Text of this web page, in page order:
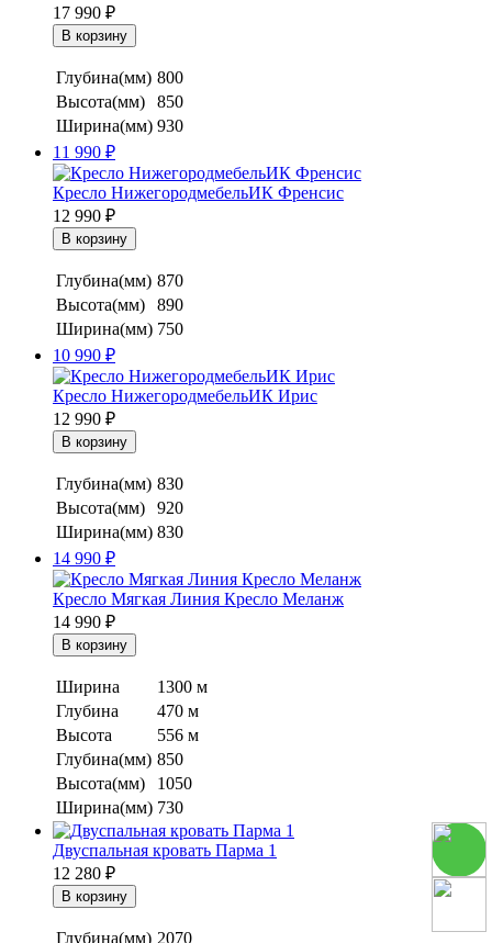
17 990 ₽
Глубина(мм) 800
Высота(мм)
850
Ширина(мм) 930
11 990 ₽
Кресло НижегородмебельИК Френсис
12 990 ₽
Глубина(мм) 870
Высота(мм)
890
Ширина(мм) 750
10 990 ₽
Кресло НижегородмебельИК Ирис
12 990 ₽
Глубина(мм) 830
Высота(мм)
920
Ширина(мм) 830
14 990 ₽
Кресло Мягкая Линия Кресло Меланж
14 990 ₽
Ширина
1300 м
Глубина
470 м
Высота
556 м
Глубина(мм) 850
Высота(мм)
1050
Ширина(мм) 730
Двуспальная кровать Парма 1
12 280 ₽
Глубина(мм) 2070